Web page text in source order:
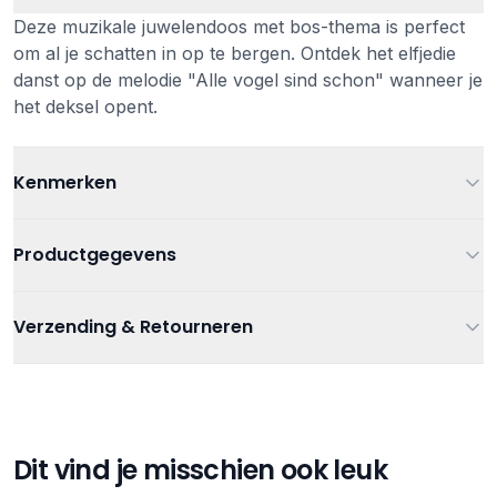
Deze muzikale juwelendoos met bos-thema is perfect
om al je schatten in op te bergen. Ontdek het elfjedie
danst op de melodie "Alle vogel sind schon" wanneer je
het deksel opent.
Kenmerken
Productgegevens
Artikelnummer
Kraamcadeau,Muziek,Muziekdoosjes,
Verzending & Retourneren
Gratis afhalen in onze winkel
Dit vind je misschien ook leuk